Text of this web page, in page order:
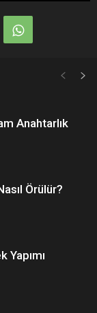
Anahtarlık
Örülür?
Yapımı